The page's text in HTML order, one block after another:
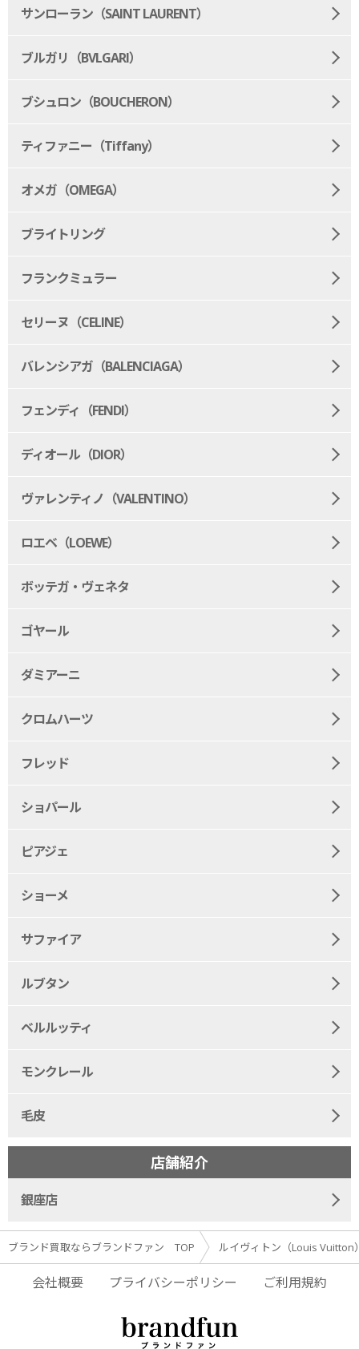
ブランド買取ならブランドファン TOP ルイヴィトン（Louis Vuitton
サンローラン（SAINT LAURENT）
ブルガリ（BVLGARI）
ブシュロン（BOUCHERON）
ティファニー（Tiffany）
オメガ（OMEGA）
ブライトリング
フランクミュラー
セリーヌ（CELINE）
バレンシアガ（BALENCIAGA）
フェンディ（FENDI）
ディオール（DIOR）
ヴァレンティノ（VALENTINO）
ロエベ（LOEWE）
ボッテガ・ヴェネタ
ゴヤール
ダミアーニ
クロムハーツ
フレッド
ショパール
ピアジェ
ショーメ
サファイア
ルブタン
ベルルッティ
モンクレール
毛皮
店舗紹介
銀座店
会社概要 プライバシーポリシー ご利用規約